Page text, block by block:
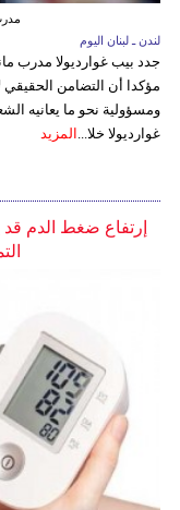
لندن ـ لبنان اليوم
جدد بيب غوارديولا مدرب
مؤكدا أن التضامن الحقيقي
ومسؤولية نحو ما يعانيه
غوارديولا خلا...
المزيد
إرتفاع ضغط الدم